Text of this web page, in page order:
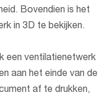
Bovendien is het
in 3D te bekijken.
een ventilatienetwerk
aan het einde van de
af te drukken,